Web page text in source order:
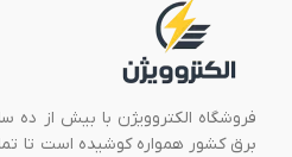
فروشگاه الکتروویژن با بیش از
برق کشور همواره کوشیده است تا